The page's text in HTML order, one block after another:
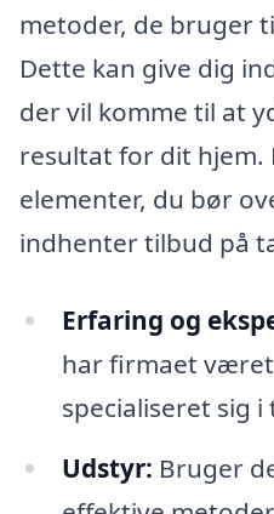
metoder, de bruger
Dette kan give dig
der vil komme til at
resultat for dit hjem.
elementer, du bør
indhenter tilbud på
Erfaring og
har firmaet været
specialiseret sig
Udstyr: Bruger